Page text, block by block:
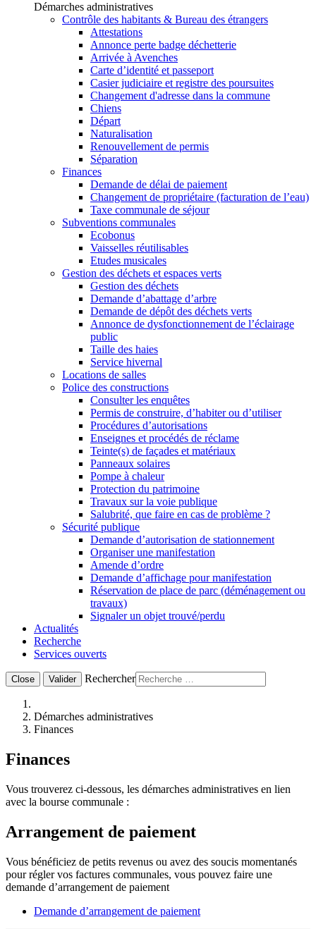
Démarches administratives
Contrôle des habitants & Bureau des étrangers
Attestations
Annonce perte badge déchetterie
Arrivée à Avenches
Carte d’identité et passeport
Casier judiciaire et registre des poursuites
Changement d'adresse dans la commune
Chiens
Départ
Naturalisation
Renouvellement de permis
Séparation
Finances
Demande de délai de paiement
Changement de propriétaire (facturation de l’eau)
Taxe communale de séjour
Subventions communales
Ecobonus
Vaisselles réutilisables
Etudes musicales
Gestion des déchets et espaces verts
Gestion des déchets
Demande d’abattage d’arbre
Demande de dépôt des déchets verts
Annonce de dysfonctionnement de l’éclairage
public
Taille des haies
Service hivernal
Locations de salles
Police des constructions
Consulter les enquêtes
Permis de construire, d’habiter ou d’utiliser
Procédures d’autorisations
Enseignes et procédés de réclame
Teinte(s) de façades et matériaux
Panneaux solaires
Pompe à chaleur
Protection du patrimoine
Travaux sur la voie publique
Salubrité, que faire en cas de problème ?
Sécurité publique
Demande d’autorisation de stationnement
Organiser une manifestation
Amende d’ordre
Demande d’affichage pour manifestation
Réservation de place de parc (déménagement ou
travaux)
Signaler un objet trouvé/perdu
Actualités
Recherche
Services ouverts
Close Valider Rechercher
Démarches administratives
Finances
Finances
Vous trouverez ci-dessous, les démarches administratives en lien
avec la bourse communale :
Arrangement de paiement
Vous bénéficiez de petits revenus ou avez des soucis momentanés
pour régler vos factures communales, vous pouvez faire une
demande d’arrangement de paiement
Demande d’arrangement de paiement